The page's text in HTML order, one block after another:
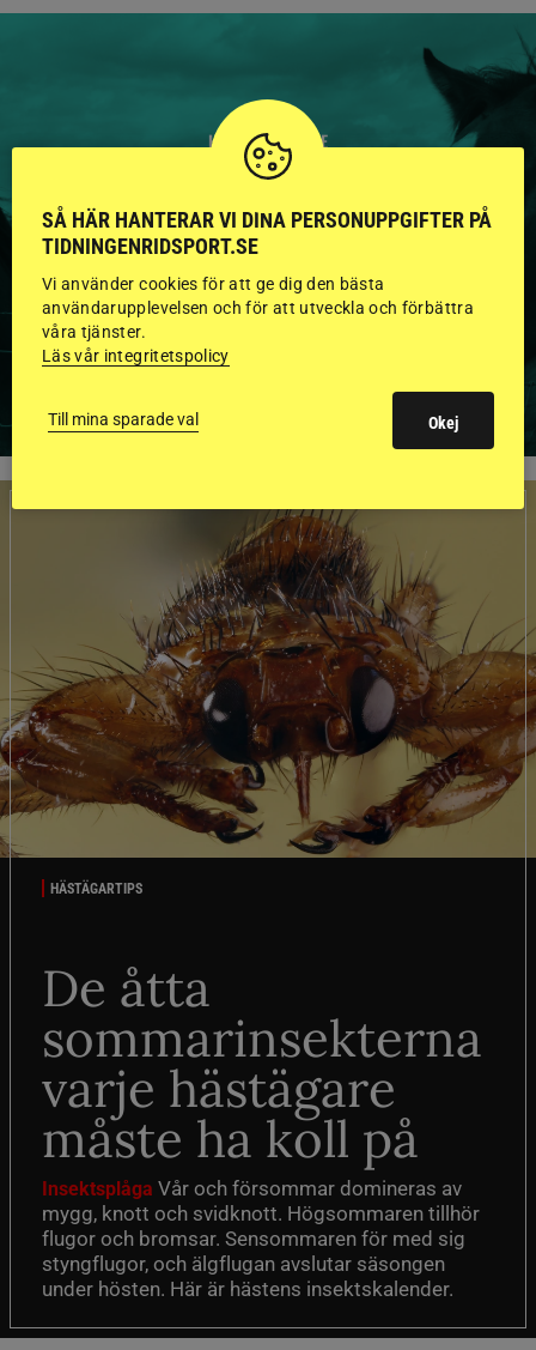
HINGSTAR ONLINE
GODKÄNDA HINGSTAR I
FLERA KATEGORIER MED
BILDER OCH FAKTA
HÄSTÄGARTIPS
De åtta
sommarinsekterna
varje hästägare
måste ha koll på
Insektsplåga Vår och försommar domineras av
mygg, knott och svidknott. Högsommaren tillhör
flugor och bromsar. Sensommaren för med sig
styngflugor, och älgflugan avslutar säsongen
under hösten. Här är hästens insektskalender.
SÅ HÄR HANTERAR VI DINA PERSONUPPGIFTER PÅ
TIDNINGENRIDSPORT.SE
Vi använder cookies för att ge dig den bästa
användarupplevelsen och för att utveckla och förbättra
våra tjänster.
Läs vår integritetspolicy
Till mina sparade val Okej